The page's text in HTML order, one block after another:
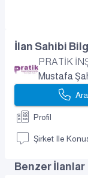
İlan Sahibi
PRATİK
Mustafa
Ara
Profil
Şirket Ile
Benzer İlanlar